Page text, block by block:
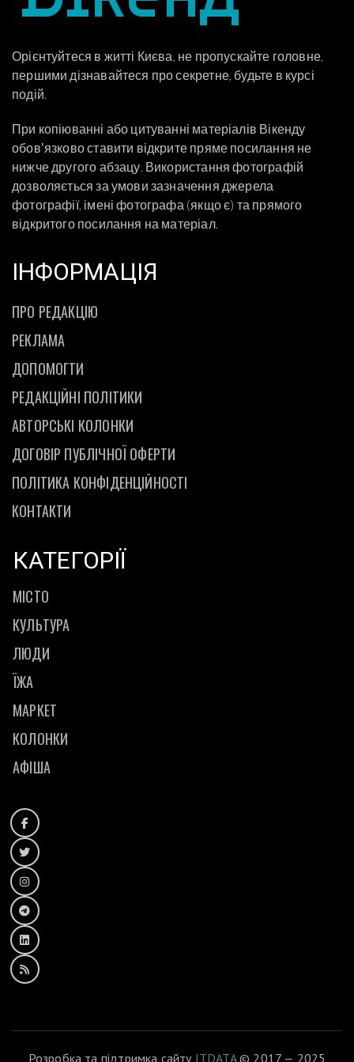
Орієнтуйтеся в житті Києва, не пропускайте головне,
першими дізнавайтеся про секретне, будьте в курсі
подій.
При копіюванні або цитуванні матеріалів Вікенду
обовʼязково ставити відкрите пряме посилання не
нижче другого абзацу. Використання фотографій
дозволяється за умови зазначення джерела
фотографії, імені фотографа (якщо є) та прямого
відкритого посилання на матеріал.
ІНФОРМАЦІЯ
ПРО РЕДАКЦІЮ
РЕКЛАМА
ДОПОМОГТИ
РЕДАКЦІЙНІ ПОЛІТИКИ
АВТОРСЬКІ КОЛОНКИ
ДОГОВІР ПУБЛІЧНОЇ ОФЕРТИ
ПОЛІТИКА КОНФІДЕНЦІЙНОСТІ
КОНТАКТИ
КАТЕГОРІЇ
МІСТО
КУЛЬТУРА
ЛЮДИ
ЇЖА
МАРКЕТ
КОЛОНКИ
АФІША
Розробка та підтримка сайту ITDATA© 2017 — 2025